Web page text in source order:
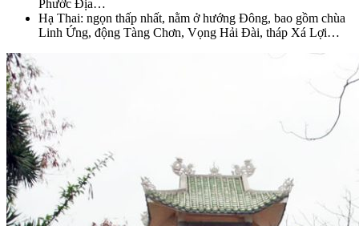
Phước Địa…
Hạ Thai: ngọn thấp nhất, nằm ở hướng Đông, bao gồm chùa
Linh Ứng, động Tàng Chơn, Vọng Hải Đài, tháp Xá Lợi…